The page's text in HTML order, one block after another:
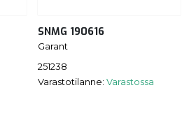
SNMG 190616
Garant
251238
Varastotilanne: Varastossa